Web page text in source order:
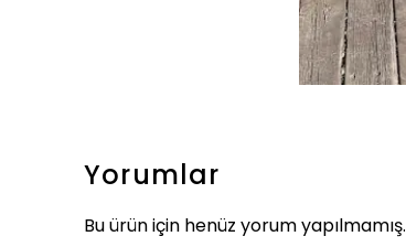
Yorumlar
Bu ürün için henüz yorum yapılmamış.